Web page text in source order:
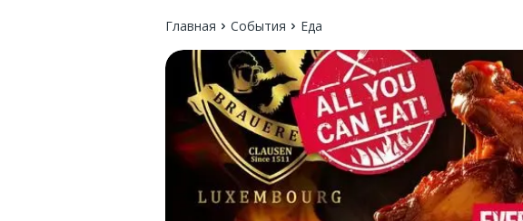
Главная События Еда